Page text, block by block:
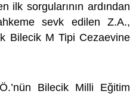
ilk sorgularının ardından
sevk edilen Z.A.,
Bilecik M Tipi Cezaevine
Bilecik Milli Eğitim